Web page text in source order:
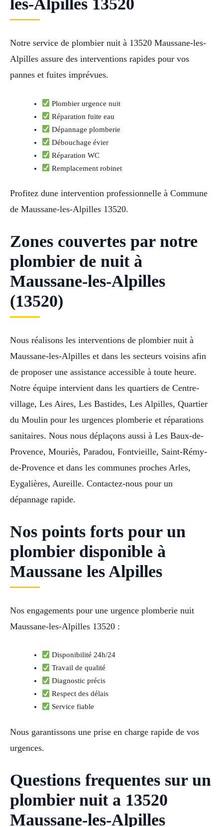
les-Alpilles 13520
Notre service de plombier nuit à 13520 Maussane-les-
Alpilles assure des interventions rapides pour vos
pannes et fuites imprévues.
Plombier urgence nuit
Réparation fuite eau
Dépannage plomberie
Débouchage évier
Réparation WC
Remplacement robinet
Profitez dune intervention professionnelle à Commune
de Maussane-les-Alpilles 13520.
Zones couvertes par notre
plombier de nuit à
Maussane-les-Alpilles
(13520)
Nous réalisons les interventions de plombier nuit à
Maussane-les-Alpilles et dans les secteurs voisins afin
de proposer une assistance accessible à toute heure.
Notre équipe intervient dans les quartiers de Centre-
village, Les Aires, Les Bastides, Les Alpilles, Quartier
du Moulin pour les urgences plomberie et réparations
sanitaires. Nous nous déplaçons aussi à Les Baux-de-
Provence, Mouriès, Paradou, Fontvieille, Saint-Rémy-
de-Provence et dans les communes proches Arles,
Eygalières, Aureille. Contactez-nous pour un
dépannage rapide.
Nos points forts pour un
plombier disponible à
Maussane les Alpilles
Nos engagements pour une urgence plomberie nuit
Maussane-les-Alpilles 13520 :
Disponibilité 24h/24
Travail de qualité
Diagnostic précis
Respect des délais
Service fiable
Nous garantissons une prise en charge rapide de vos
urgences.
Questions frequentes sur un
plombier nuit a 13520
Maussane-les-Alpilles